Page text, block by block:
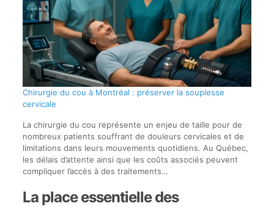
Chirurgie du cou à Montréal : préserver la souplesse
cervicale
La chirurgie du cou représente un enjeu de taille pour de
nombreux patients souffrant de douleurs cervicales et de
limitations dans leurs mouvements quotidiens. Au Québec,
les délais d’attente ainsi que les coûts associés peuvent
compliquer l’accès à des traitements…
La place essentielle des